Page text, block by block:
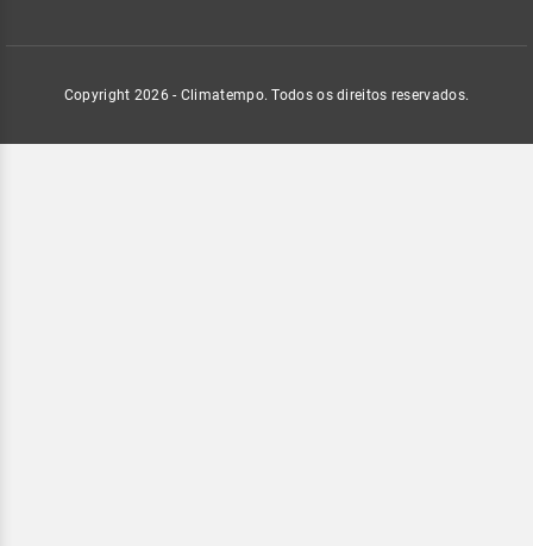
Copyright 2026 - Climatempo. Todos os direitos reservados.